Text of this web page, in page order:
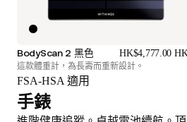
BodyScan 2 黑色 HK$4,777.00
這款體重計，為長壽而重新設計。
FSA-HSA 適用
手錶